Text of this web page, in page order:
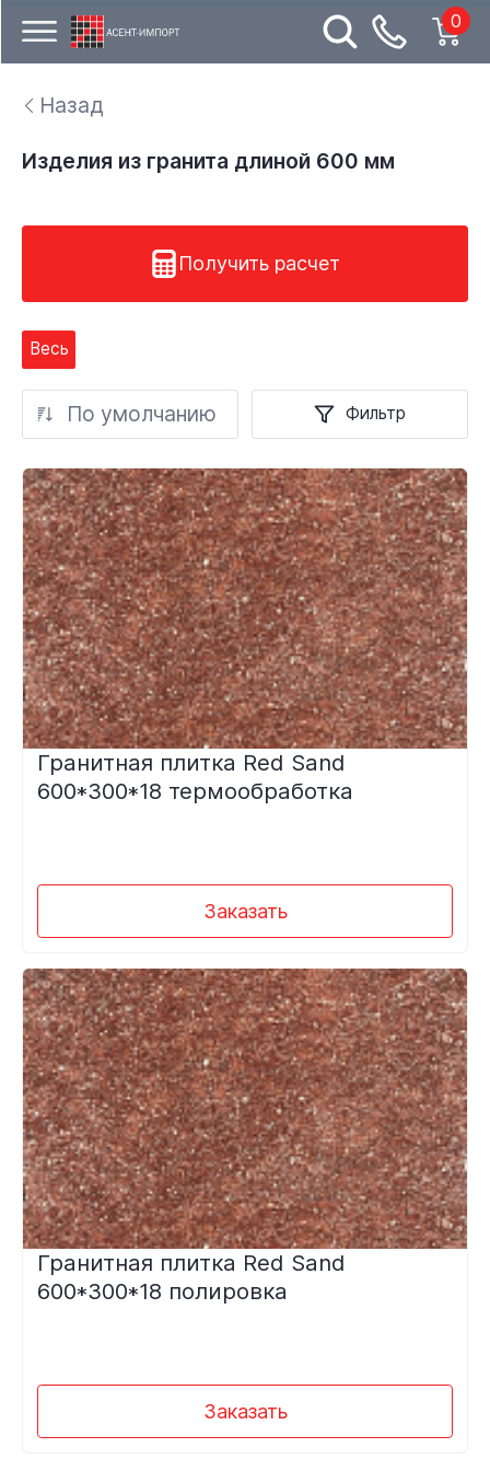
0
Назад
Изделия из гранита длиной 600 мм
Получить расчет
Весь
По умолчанию Фильтр
Гранитная плитка Red Sand
600*300*18 термообработка
Заказать
Гранитная плитка Red Sand
600*300*18 полировка
Заказать